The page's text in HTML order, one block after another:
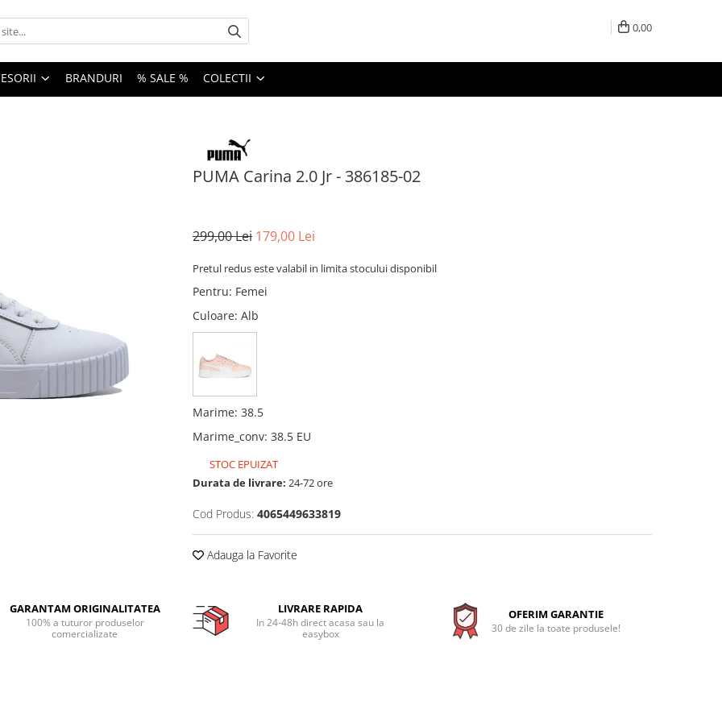
0,00
BRANDURI % SALE % COLECTII
PUMA Carina 2.0 Jr - 386185-02
299,00 Lei 179,00 Lei
Pretul redus este valabil in limita stocului disponibil
Pentru: Femei
Culoare: Alb
Marime: 38.5
Marime_conv: 38.5 EU
STOC EPUIZAT
Durata de livrare: 24-72 ore
Cod Produs: 4065449633819
Adauga la Favorite
GARANTAM ORIGINALITATEA
100% a tuturor produselor
comercializate
LIVRARE RAPIDA
In 24-48h direct acasa sau la
easybox
OFERIM GARANTIE
30 de zile la toate produsele!